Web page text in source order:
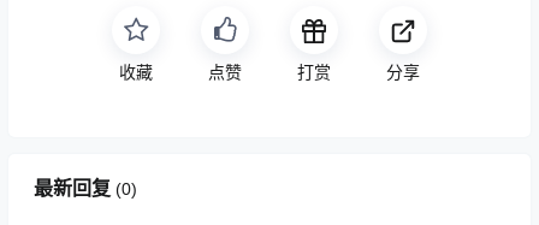
收藏 点赞 打赏 分享
最新回复 (0)